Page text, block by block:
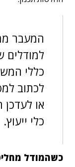
המעבר
למודלים
כללי
לכתוב
או לעדכן
כלי
כשהמודל